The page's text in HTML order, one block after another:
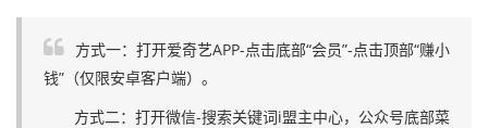
方式一：打开爱奇艺APP-点击底部“会员”-点击顶部“赚小
钱”（仅限安卓客户端）。
方式二：打开微信-搜索关键词i盟主中心，公众号底部菜